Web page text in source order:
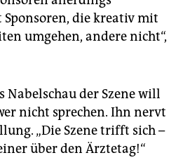
Sponsoren, die kreativ mit
umgehen, andere nicht“,
Nabelschau der Szene will
nicht sprechen. Ihn nervt
„Die Szene trifft sich –
über den Ärztetag!“